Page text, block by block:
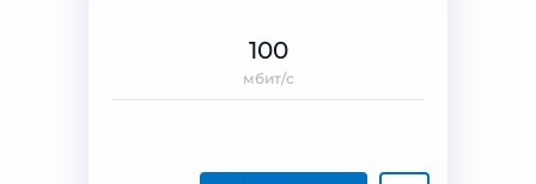
100
мбит/с